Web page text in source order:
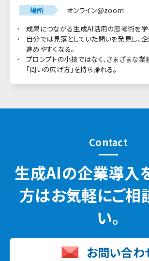
場所
オンライン@zoom
成果につながる生成AI活用の思考術を学
自分では見落としていた問いを発見し、
進めやすくなる。
プロンプトの小技ではなく、さまざまな業
「問いの広げ方」を持ち帰れる。
Contact
生成AIの企業導入
方はお気軽にご相
い。
お問い合わ